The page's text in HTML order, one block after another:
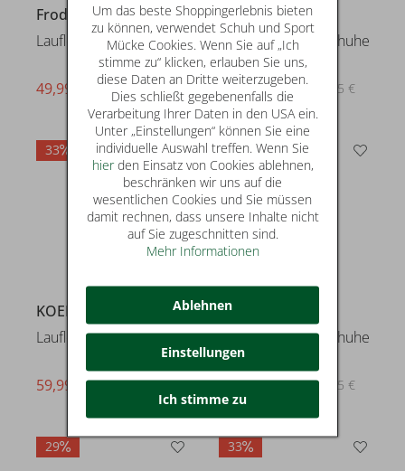
KOEL
Lauflern- & Babyschuhe
statt* 89,95 €
69,99 €
33
Lauflern- & Babyschuhe
statt* 89,95 €
33
KOEL
Lauflern- & Babyschuhe
59,99 €
29 33
Um das beste Shoppingerlebnis bieten
zu können, verwendet Schuh und Sport
Mücke Cookies. Wenn Sie auf „Ich
stimme zu“ klicken, erlauben Sie uns,
diese Daten an Dritte weiterzugeben.
Dies schließt gegebenenfalls die
Verarbeitung Ihrer Daten in den USA ein.
Unter „Einstellungen“ können Sie eine
individuelle Auswahl treffen. Wenn Sie
hierden Einsatz von Cookies ablehnen,
beschränken wir uns auf die
wesentlichen Cookies und Sie müssen
damit rechnen, dass unsere Inhalte nicht
auf Sie zugeschnitten sind.
Mehr Informationen
Ablehnen
Einstellungen
Ich stimme zu